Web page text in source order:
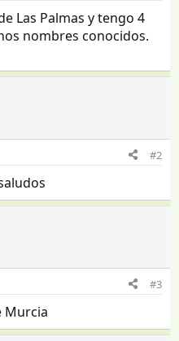
Las Palmas y tengo 4
nombres conocidos.
#2
#3
Murcia